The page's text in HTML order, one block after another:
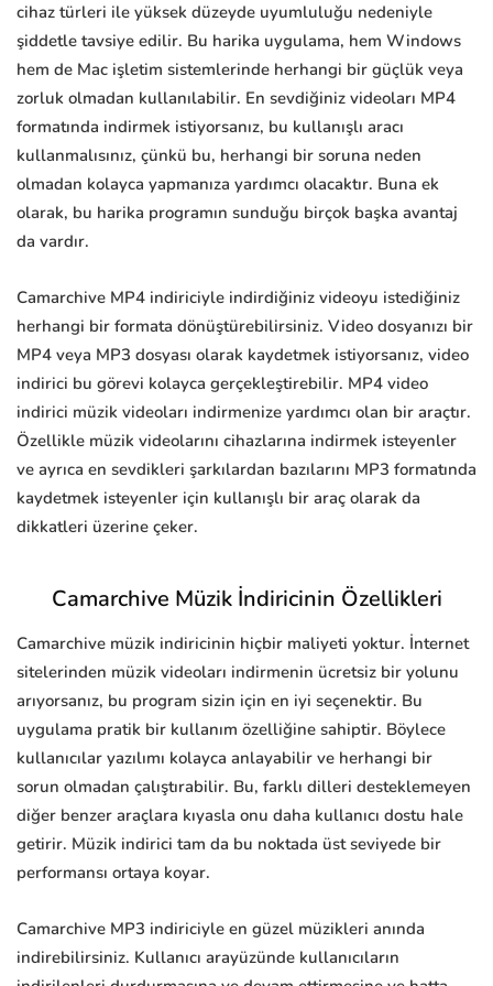
cihaz türleri ile yüksek düzeyde uyumluluğu nedeniyle
şiddetle tavsiye edilir. Bu harika uygulama, hem Windows
hem de Mac işletim sistemlerinde herhangi bir güçlük veya
zorluk olmadan kullanılabilir. En sevdiğiniz videoları MP4
formatında indirmek istiyorsanız, bu kullanışlı aracı
kullanmalısınız, çünkü bu, herhangi bir soruna neden
olmadan kolayca yapmanıza yardımcı olacaktır. Buna ek
olarak, bu harika programın sunduğu birçok başka avantaj
da vardır.
Camarchive MP4 indiriciyle indirdiğiniz videoyu istediğiniz
herhangi bir formata dönüştürebilirsiniz. Video dosyanızı bir
MP4 veya MP3 dosyası olarak kaydetmek istiyorsanız, video
indirici bu görevi kolayca gerçekleştirebilir. MP4 video
indirici müzik videoları indirmenize yardımcı olan bir araçtır.
Özellikle müzik videolarını cihazlarına indirmek isteyenler
ve ayrıca en sevdikleri şarkılardan bazılarını MP3 formatında
kaydetmek isteyenler için kullanışlı bir araç olarak da
dikkatleri üzerine çeker.
Camarchive Müzik İndiricinin Özellikleri
Camarchive müzik indiricinin hiçbir maliyeti yoktur. İnternet
sitelerinden müzik videoları indirmenin ücretsiz bir yolunu
arıyorsanız, bu program sizin için en iyi seçenektir. Bu
uygulama pratik bir kullanım özelliğine sahiptir. Böylece
kullanıcılar yazılımı kolayca anlayabilir ve herhangi bir
sorun olmadan çalıştırabilir. Bu, farklı dilleri desteklemeyen
diğer benzer araçlara kıyasla onu daha kullanıcı dostu hale
getirir. Müzik indirici tam da bu noktada üst seviyede bir
performansı ortaya koyar.
Camarchive MP3 indiriciyle en güzel müzikleri anında
indirebilirsiniz. Kullanıcı arayüzünde kullanıcıların